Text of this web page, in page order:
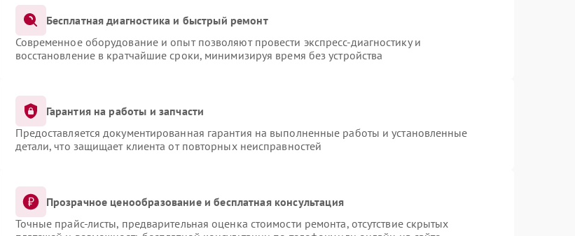
Бесплатная диагностика и быстрый ремонт
Современное оборудование и опыт позволяют провести экспресс-диагностику и
восстановление в кратчайшие сроки, минимизируя время без устройства
Гарантия на работы и запчасти
Предоставляется документированная гарантия на выполненные работы и установленные
детали, что защищает клиента от повторных неисправностей
Прозрачное ценообразование и бесплатная консультация
Точные прайс-листы, предварительная оценка стоимости ремонта, отсутствие скрытых